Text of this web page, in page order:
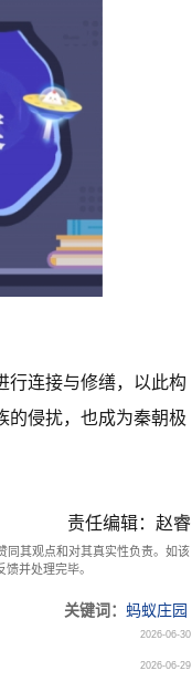
行连接与修缮，以此构
的侵扰，也成为秦朝极
责任编辑：赵睿
同其观点和对其真实性负责。如该
并处理完毕。
关键词： 蚂蚁庄园
2026-06-30
2026-06-29